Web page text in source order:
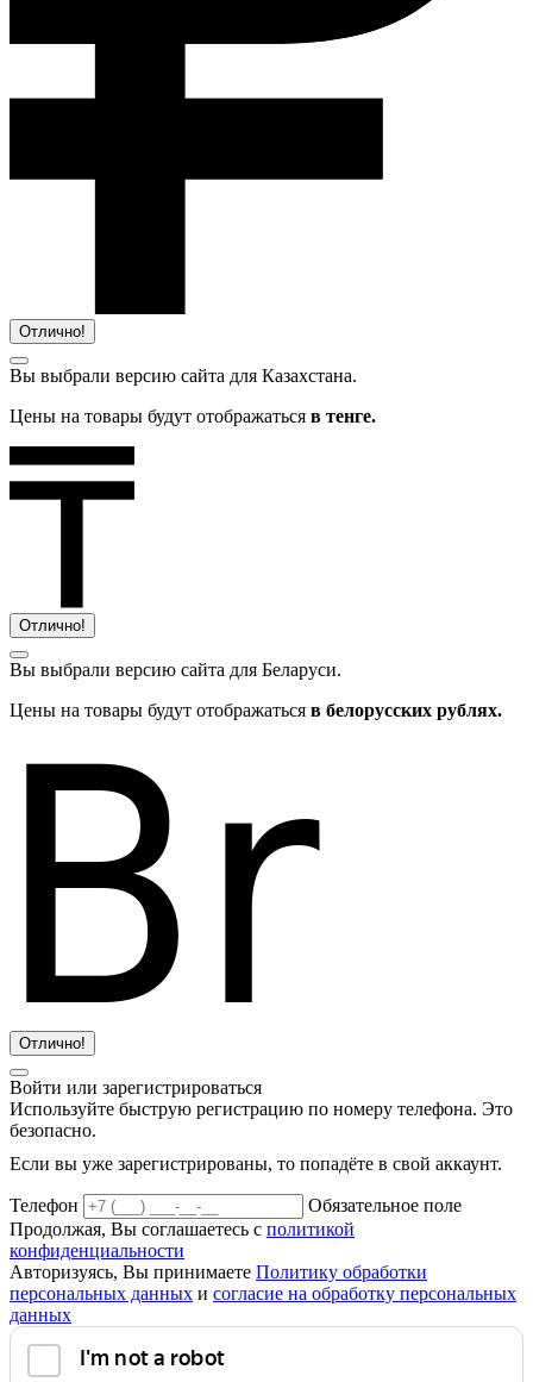
Отлично!
Вы выбрали версию сайта для Казахстана.
Цены на товары будут отображаться в тенге.
Отлично!
Вы выбрали версию сайта для Беларуси.
Цены на товары будут отображаться в белорусских рублях.
Отлично!
Войти или зарегистрироваться
Используйте быструю регистрацию по номеру телефона. Это
безопасно.
Если вы уже зарегистрированы, то попадёте в свой аккаунт.
Телефон
Обязательное поле
Продолжая, Вы соглашаетесь с политикой
конфиденциальности
Авторизуясь, Вы принимаете Политику обработки
персональных данных и согласие на обработку персональных
данных